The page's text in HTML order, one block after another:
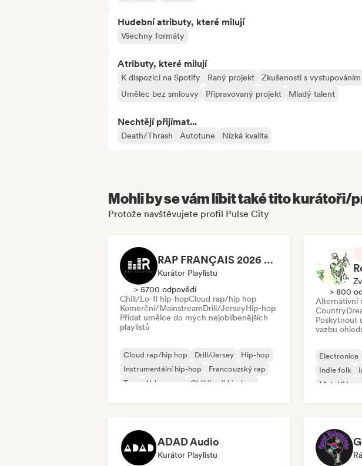
Hudební atributy, které milují
Všechny formáty
Atributy, které milují
K dispozici na Spotify Raný projekt Zkušenosti s vystupováním
Umělec bez smlouvy
Připravovaný projekt Mladý talent
Nechtějí přijímat...
Death/Thrash Autotune Nízká kvalita
Mohli by se vám líbit také tito kurátoři/
Protože navštěvujete profil Pulse City
RAP FRANÇAIS 2026 🔥🇫🇷 (Way Records)
Kurátor Playlistu
> 5700 odpovědí
Chill/Lo-fi hip-hopCloud rap/hip hop
Komerční/MainstreamDrill/JerseyHip-hop
Přidat umělce do mých nejoblíbenějších
playlistů
Cloud rap/hip hop Drill/Jersey
Hip-hop
Instrumentální hip-hop
Francouzský rap
Trap
Urban pop Chill/Lo-fi hip-hop
> 800
Alternativní
Country
Poskytnout
vazbu
Electronica
Indie folk
Metal/
ADAD Audio
Kurátor Playlistu